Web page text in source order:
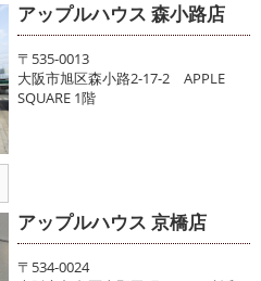
アップルハウス 森小路店
〒535-0013
大阪市旭区森小路2-17-2 APPLE
SQUARE 1階
アップルハウス 京橋店
〒534-0024